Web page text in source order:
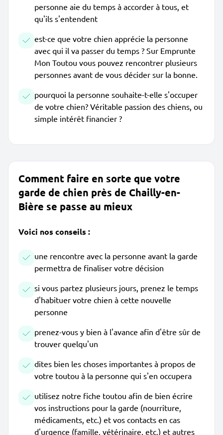
personne aie du temps à accorder à tous, et
qu'ils s'entendent
est-ce que votre chien apprécie la personne
avec qui il va passer du temps ? Sur Emprunte
Mon Toutou vous pouvez rencontrer plusieurs
personnes avant de vous décider sur la bonne.
pourquoi la personne souhaite-t-elle s'occuper
de votre chien? Véritable passion des chiens, ou
simple intérêt financier ?
Comment faire en sorte que votre
garde de chien près de Chailly-en-
Bière se passe au mieux
Voici nos conseils :
une rencontre avec la personne avant la garde
permettra de finaliser votre décision
si vous partez plusieurs jours, prenez le temps
d'habituer votre chien à cette nouvelle
personne
prenez-vous y bien à l'avance afin d'être sûr de
trouver quelqu'un
dites bien les choses importantes à propos de
votre toutou à la personne qui s'en occupera
utilisez notre fiche toutou afin de bien écrire
vos instructions pour la garde (nourriture,
médicaments, etc.) et vos contacts en cas
d'urgence (famille, vétérinaire, etc.) et autres